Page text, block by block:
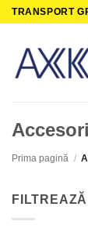
Skip
content
TRANSPORT
Prima pagină /